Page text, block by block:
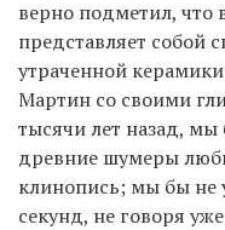
верно подметил, что
представляет собой
утраченной
Мартин со своими
тысячи лет назад, мы
древние шумеры
клинопись; мы бы не
секунд, не говоря